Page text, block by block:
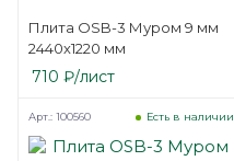
Плита OSB-3 Муром 9 мм
2440х1220 мм
710 ₽/лист
Есть в наличии
Арт.: 100560